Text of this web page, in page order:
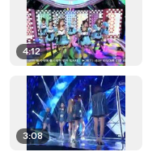
4:12
3:08